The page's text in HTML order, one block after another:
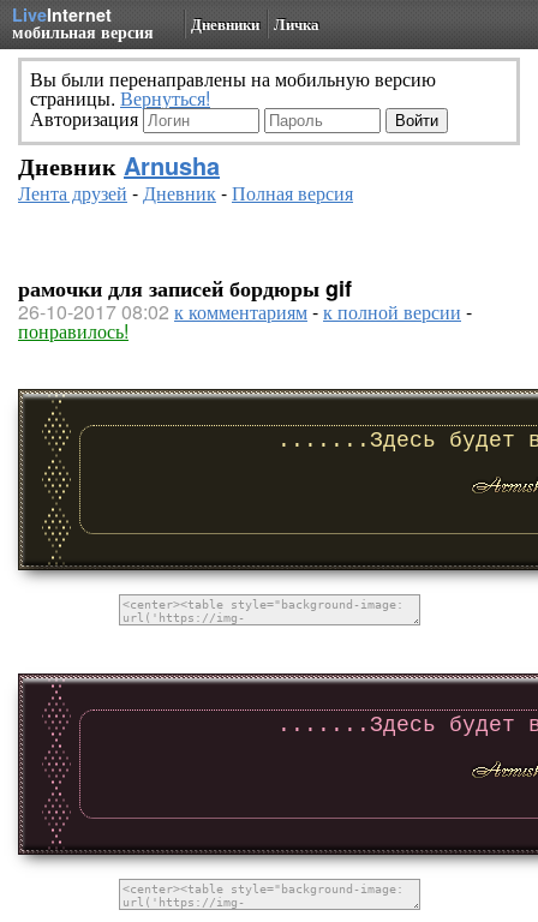
LiveInternet
мобильная версия Дневники Личка
Вы были перенаправлены на мобильную версию
страницы. Вернуться!
Авторизация
Дневник Arnusha
Лента друзей -Дневник-Полная версия
рамочки для записей бордюры gif
26-10-2017 08:02 к комментариям-к полной версии -
понравилось!
.......Здесь будет
.......Здесь будет